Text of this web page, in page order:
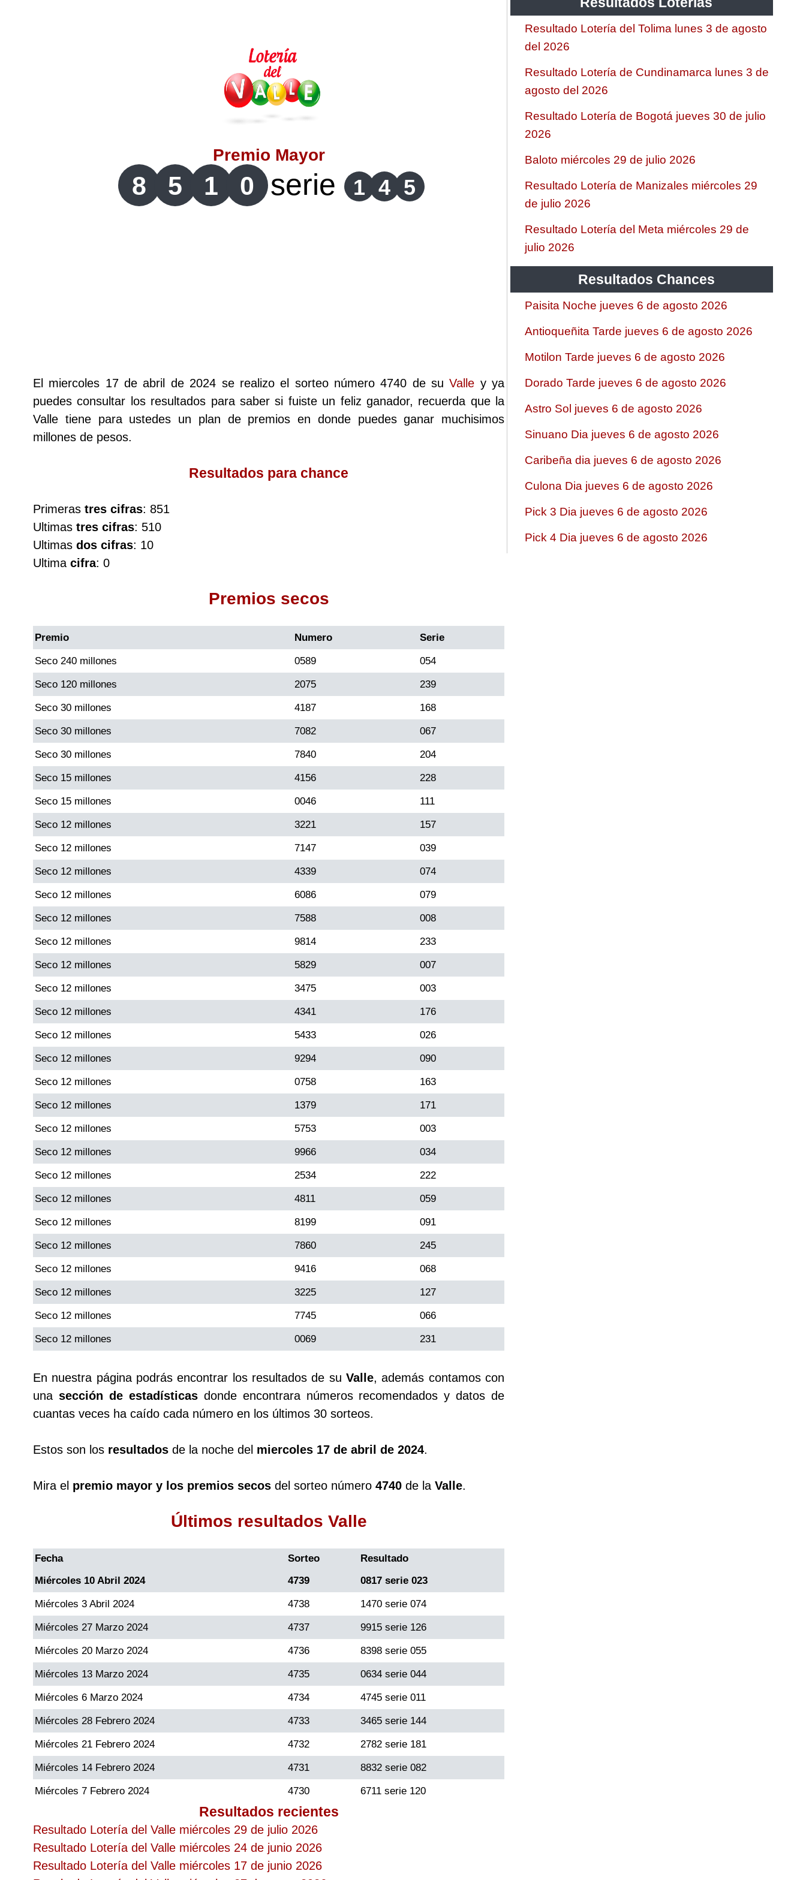
Lotería de Risaralda
Antioqueñita Día
Antioqueñita Tarde
Astro Luna
Cafeterito Tarde
Caribeña Noche
Chontico Día
Chontico Noche
Culona día
Culona noche
Dorado Mañana
Dorado Tarde
Dorado Noche
Fantástica Día
Fantástica Noche
Motilon Tarde
Motilon Noche
Paisita Día
Paisita Noche
Paisita 3
Pick 3 Día
Pick 3 Noche
Pick 4 Día
Pick 4 Noche
Pijao de Oro
Saman de la suerte
Sinuano Día
Sinuano Noche
Super Chontico Noche
Premio Mayor
8 5 1 0 serie 1 4 5
El miercoles 17 de abril de 2024 se realizo el sorteo número 4740 de suValle y ya
puedes consultar los resultados para saber si fuiste un feliz ganador, recuerda que la
Valle tiene para ustedes un plan de premios en donde puedes ganar muchisimos
millones de pesos.
Resultados para chance
Primeras tres cifras: 851
Ultimas tres cifras: 510
Ultimas dos cifras: 10
Ultima cifra: 0
Premios secos
Premio Numero Serie
Seco 240 millones 0589 054
Seco 120 millones 2075 239
Seco 30 millones 4187 168
Seco 30 millones 7082 067
Seco 30 millones 7840 204
Seco 15 millones 4156 228
Seco 15 millones 0046 111
Seco 12 millones 3221 157
Seco 12 millones 7147 039
Seco 12 millones 4339 074
Seco 12 millones 6086 079
Seco 12 millones 7588 008
Seco 12 millones 9814 233
Seco 12 millones 5829 007
Seco 12 millones 3475 003
Seco 12 millones 4341 176
Seco 12 millones 5433 026
Seco 12 millones 9294 090
Seco 12 millones 0758 163
Seco 12 millones 1379 171
Seco 12 millones 5753 003
Seco 12 millones 9966 034
Seco 12 millones 2534 222
Seco 12 millones 4811 059
Seco 12 millones 8199 091
Seco 12 millones 7860 245
Seco 12 millones 9416 068
Seco 12 millones 3225 127
Seco 12 millones 7745 066
Seco 12 millones 0069 231
En nuestra página podrás encontrar los resultados de suValle, además contamos con
una sección de estadísticasdonde encontrara números recomendados y datos de
cuantas veces ha caído cada número en los últimos 30 sorteos.
Estos son los resultados de la noche del miercoles 17 de abril de 2024.
Mira el premio mayor y los premios secos del sorteo número 4740 de la Valle.
Últimos resultados Valle
Fecha Sorteo
Resultado
Miércoles 10 Abril 2024
4739 0817 serie 023
Miércoles 3 Abril 2024 4738 1470 serie 074
Miércoles 27 Marzo 2024 4737 9915 serie 126
Miércoles 20 Marzo 2024 4736 8398 serie 055
Miércoles 13 Marzo 2024 4735 0634 serie 044
Miércoles 6 Marzo 2024 4734 4745 serie 011
Miércoles 28 Febrero 2024 4733 3465 serie 144
Miércoles 21 Febrero 2024 4732 2782 serie 181
Miércoles 14 Febrero 2024 4731 8832 serie 082
Miércoles 7 Febrero 2024 4730 6711 serie 120
Resultados recientes
Resultado Lotería del Valle miércoles 29 de julio 2026
Resultado Lotería del Valle miércoles 24 de junio 2026
Resultado Lotería del Valle miércoles 17 de junio 2026
Resultado Lotería del Tolima lunes 3 de agosto
del 2026
Resultado Lotería de Cundinamarca lunes 3 de
agosto del 2026
Resultado Lotería de Bogotá jueves 30 de julio
2026
Baloto miércoles 29 de julio 2026
Resultado Lotería de Manizales miércoles 29
de julio 2026
Resultado Lotería del Meta miércoles 29 de
julio 2026
Resultados Chances
Paisita Noche jueves 6 de agosto 2026
Antioqueñita Tarde jueves 6 de agosto 2026
Motilon Tarde jueves 6 de agosto 2026
Dorado Tarde jueves 6 de agosto 2026
Astro Sol jueves 6 de agosto 2026
Sinuano Dia jueves 6 de agosto 2026
Caribeña dia jueves 6 de agosto 2026
Culona Dia jueves 6 de agosto 2026
Pick 3 Dia jueves 6 de agosto 2026
Pick 4 Dia jueves 6 de agosto 2026